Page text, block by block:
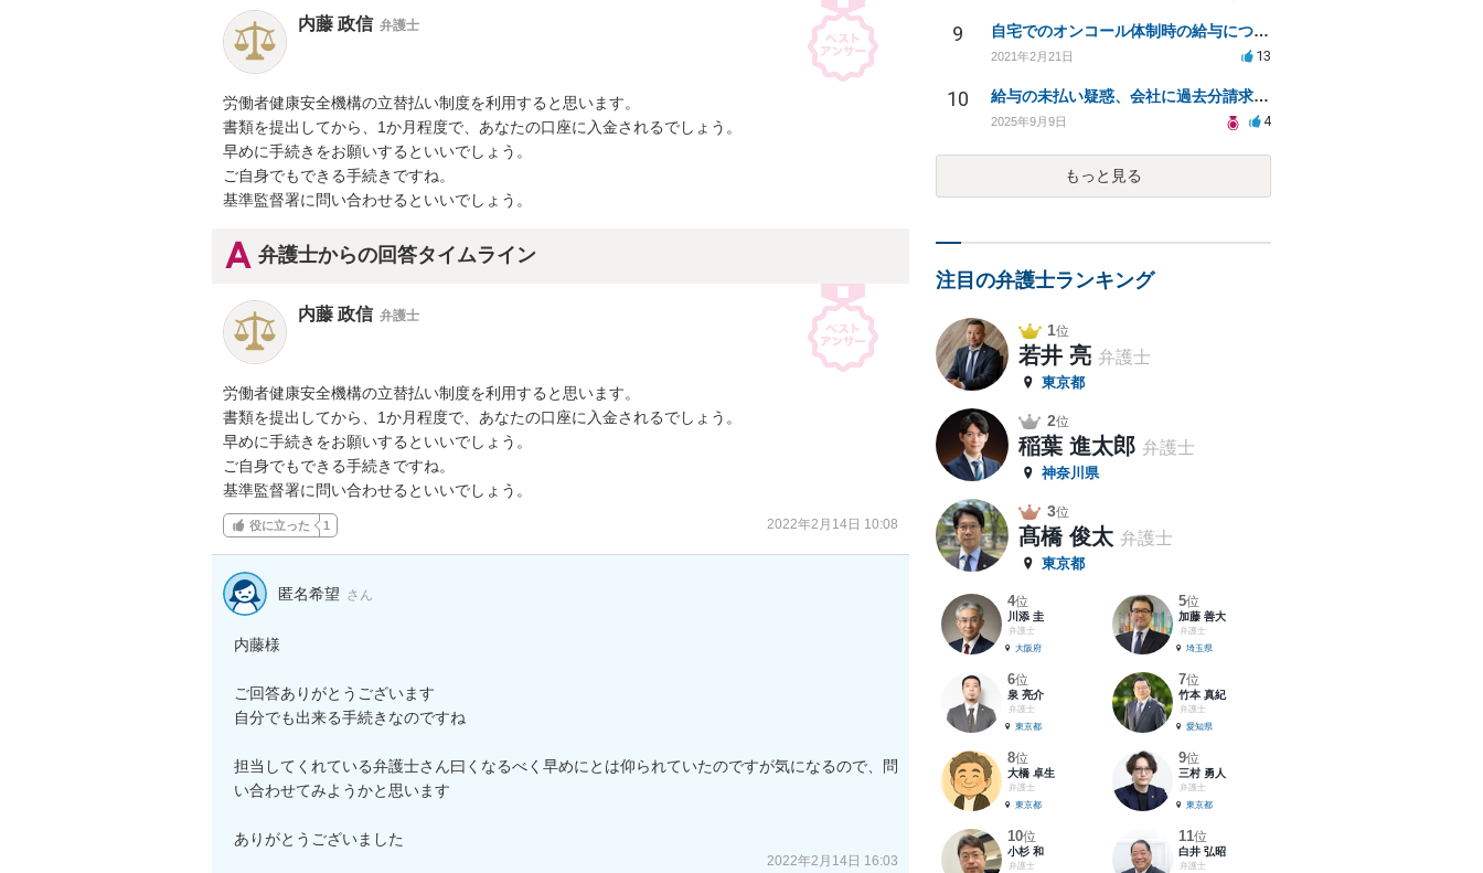
内藤 政信 弁護士
労働者健康安全機構の立替払い制度を利用すると思います。
書類を提出してから、1か月程度で、あなたの口座に入金されるでしょう。
早めに手続きをお願いするといいでしょう。
ご自身でもできる手続きですね。
基準監督署に問い合わせるといいでしょう。
弁護士からの回答タイムライン
内藤 政信 弁護士
労働者健康安全機構の立替払い制度を利用すると思います。
書類を提出してから、1か月程度で、あなたの口座に入金されるでしょう。
早めに手続きをお願いするといいでしょう。
ご自身でもできる手続きですね。
基準監督署に問い合わせるといいでしょう。
役に立った 1 2022年2月14日 10:08
匿名希望 さん
内藤様
ご回答ありがとうございます
自分でも出来る手続きなのですね
担当してくれている弁護士さん曰くなるべく早めにとは仰られていたのですが気になるので、問
い合わせてみようかと思います
ありがとうございました
2022年2月14日 16:03
9 自宅でのオンコール体制時の給与について
2021年2月21日 13
10 給与の未払い疑惑、会社に過去分請求できるか？
2025年9月9日 4
もっと見る
注目の弁護士ランキング
1位
若井 亮 弁護士
東京都
2位
稲葉 進太郎 弁護士
神奈川県
3位
髙橋 俊太 弁護士
東京都
4位
川添 圭
弁護士
大阪府
5位
加藤 善大
弁護士
埼玉県
6位
泉 亮介
弁護士
東京都
7位
竹本 真紀
弁護士
愛知県
8位
大橋 卓生
弁護士
東京都
9位
三村 勇人
弁護士
東京都
10位
小杉 和
弁護士
11位
白井 弘昭
弁護士